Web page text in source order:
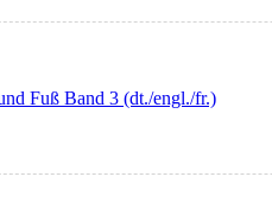
Fuß Band 3 (dt./engl./fr.)